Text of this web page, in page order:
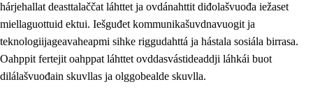
hárjehallat deasttalaččat láhttet ja ovdánahttit diđolašvuođa iežaset
miellaguottuid ektui. Iešguđet kommunikašuvdnavuogit ja
teknologiijageavaheapmi sihke riggudahttá ja hástala sosiála birrasa.
Oahppit fertejit oahppat láhttet ovddasvástideaddji láhkái buot
dilálašvuođain skuvllas ja olggobealde skuvlla.